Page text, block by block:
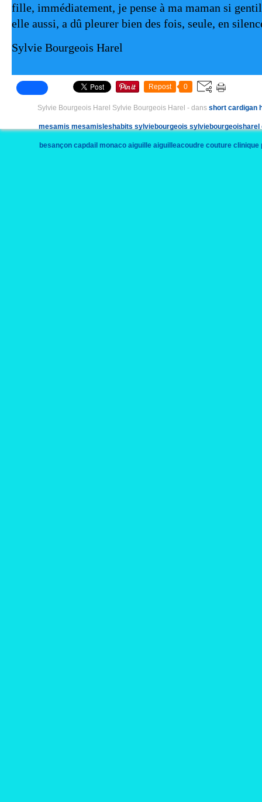
fille, immédiatement, je pense à ma maman si
elle aussi, a dû pleurer bien des fois, seule, en
Sylvie Bourgeois Harel
Repost 0
Sylvie Bourgeois Harel Sylvie Bourgeois Harel - dans short cardigan
mesamis mesamisleshabits sylviebourgeois sylviebourgeoisharel
besançon capdail monaco aiguille aiguilleacoudre couture clinique